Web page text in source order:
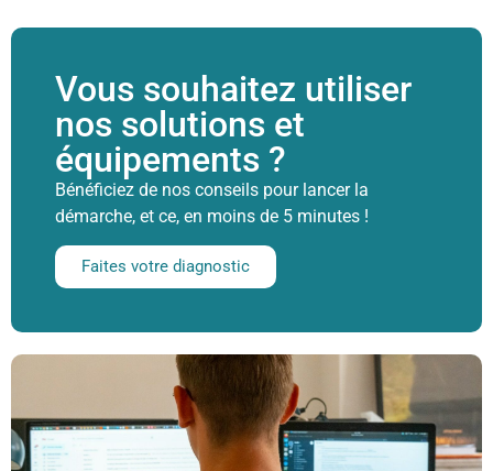
Vous souhaitez utiliser
nos solutions et
équipements ?
Bénéficiez de nos conseils pour lancer la
démarche, et ce, en moins de 5 minutes !
Faites votre diagnostic